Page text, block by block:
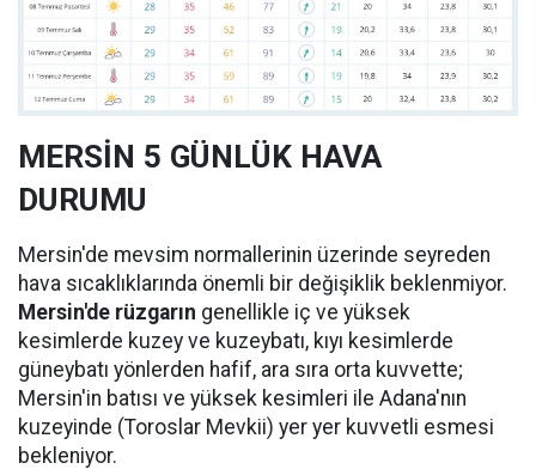
MERSİN 5 GÜNLÜK HAVA
DURUMU
Mersin'de mevsim normallerinin üzerinde seyreden
hava sıcaklıklarında önemli bir değişiklik beklenmiyor.
Mersin'de rüzgarın genellikle iç ve yüksek
kesimlerde kuzey ve kuzeybatı, kıyı kesimlerde
güneybatı yönlerden hafif, ara sıra orta kuvvette;
Mersin'in batısı ve yüksek kesimleri ile Adana'nın
kuzeyinde (Toroslar Mevkii) yer yer kuvvetli esmesi
bekleniyor.